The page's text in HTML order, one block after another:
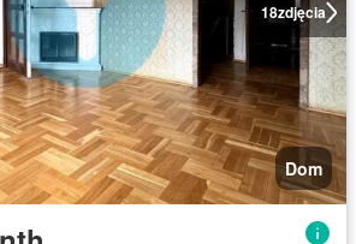
18zdjęcia
Dom